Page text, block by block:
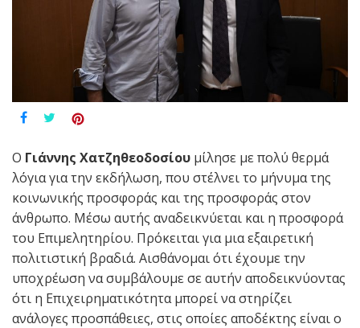
Ο Γιάννης Χατζηθεοδοσίου μίλησε με πολύ θερμά
λόγια για την εκδήλωση, που στέλνει το μήνυμα της
κοινωνικής προσφοράς και της προσφοράς στον
άνθρωπο. Μέσω αυτής αναδεικνύεται και η προσφορά
του Επιμελητηρίου. Πρόκειται για μια εξαιρετική
πολιτιστική βραδιά. Αισθάνομαι ότι έχουμε την
υποχρέωση να συμβάλουμε σε αυτήν αποδεικνύοντας
ότι η Επιχειρηματικότητα μπορεί να στηρίζει
ανάλογες προσπάθειες, στις οποίες αποδέκτης είναι ο